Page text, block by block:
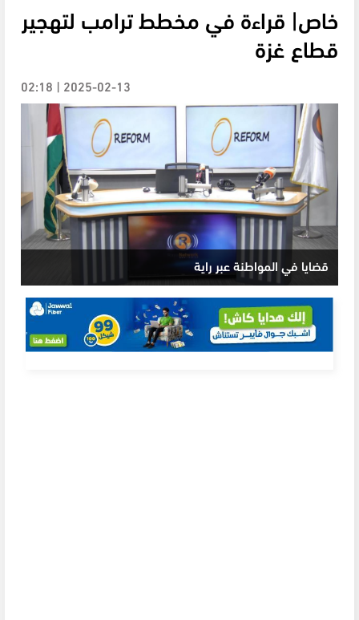
خاص| قراءة في مخطط ترامب لتهجير
قطاع غزة
2025-02-13 | 02:18
قضايا في المواطنة عبر راية